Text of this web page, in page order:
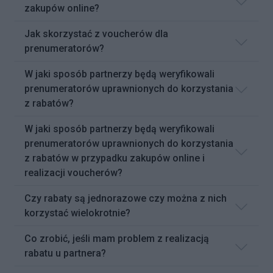
zakupów online?
Jak skorzystać z voucherów dla
prenumeratorów?
W jaki sposób partnerzy będą weryfikowali
prenumeratorów uprawnionych do korzystania
z rabatów?
W jaki sposób partnerzy będą weryfikowali
prenumeratorów uprawnionych do korzystania
z rabatów w przypadku zakupów online i
realizacji voucherów?
Czy rabaty są jednorazowe czy można z nich
korzystać wielokrotnie?
Co zrobić, jeśli mam problem z realizacją
rabatu u partnera?